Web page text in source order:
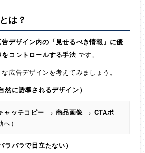
は？
告デザイン内の「見せるべき情報」に優
コントロールする手法です。
広告デザインを考えてみましょう。
然に誘導されるデザイン）
ャッチコピー →商品画像 → CTAボ
へ）
ラバラで目立たない）